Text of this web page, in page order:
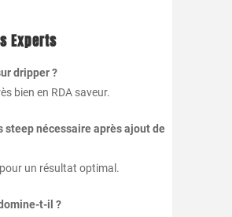
Experts
dripper ?
bien en RDA saveur.
steep nécessaire après ajout de
un résultat optimal.
t-il ?